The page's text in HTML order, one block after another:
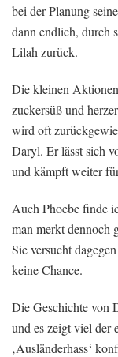
bei der Planung
dann endlich, durch
Lilah zurück.
Die kleinen
zuckersüß und
wird oft
Daryl. Er lässt sich
und kämpft weiter
Auch Phoebe finde
man merkt dennoch
Sie versucht
keine Chance.
Die Geschichte von
und es zeigt viel der
‚Ausländerhass‘